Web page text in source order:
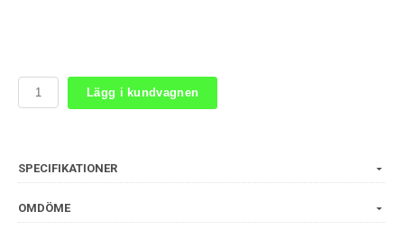
Lägg i kundvagnen
SPECIFIKATIONER
OMDÖME